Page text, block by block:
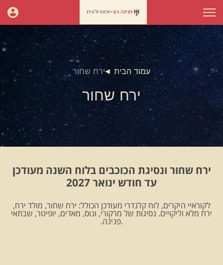
עמוד הבית ירח שחור
ירח שחור
ירח שחור ונסיגת הכוכבים בלוח השנה מעודכן
עד חודש ינואר 2027
לקוראיי היקרים, לוח קלנדרי מעודכן הכולל: ירח שחור, מולד ירח,
ירח מלא וליקויים. נסיגות של מרקורי, ונוס, מאדים, יופיטר, שבתאי
.פנינה.